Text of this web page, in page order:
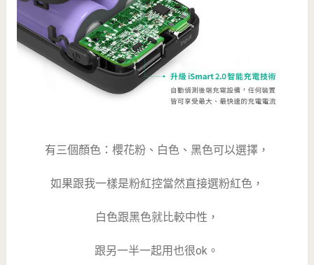
有三個顏色：櫻花粉、白色、黑色可以選擇，
如果跟我一樣是粉紅控當然直接選粉紅色，
白色跟黑色就比較中性，
跟另一半一起用也很ok。